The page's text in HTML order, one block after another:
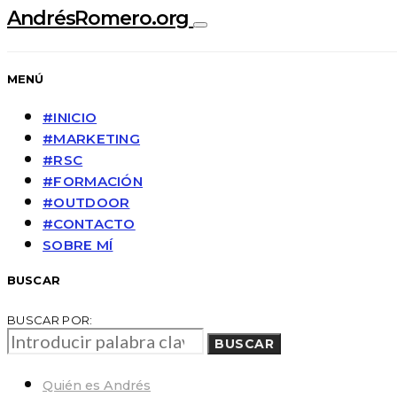
AndrésRomero.org
MENÚ
#INICIO
#MARKETING
#RSC
#FORMACIÓN
#OUTDOOR
#CONTACTO
SOBRE MÍ
BUSCAR
BUSCAR POR:
BUSCAR
Quién es Andrés